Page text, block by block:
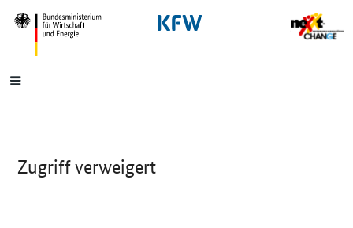
SrOnlyNavigation
Hauptmenü
Zugriff verweigert